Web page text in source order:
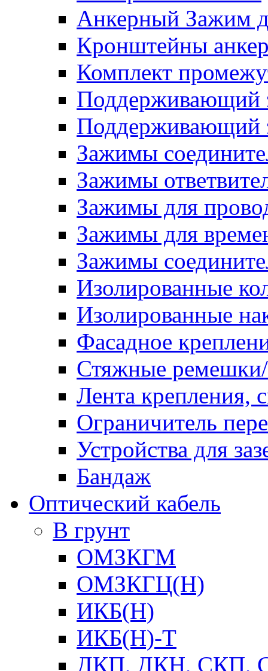
Анкерный Зажим
Кронштейны
Комплект
Зажимы
Зажимы
Зажимы для
Зажимы для
Зажимы
Изолированные
Изолированные
Фасадное
Стяжные
Лента крепления,
Ограничитель
Устройства для
Бандаж
Оптический кабель
В грунт
ОМЗКГМ
ОМЗКГЦ(Н)
ИКБ(Н)
ИКБ(Н)-Т
ДКП, ДКН, СКП,